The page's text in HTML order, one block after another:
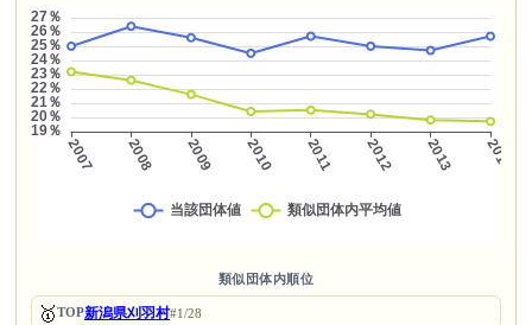
類似団体内順位
🥇TOP新潟県刈羽村#1/28